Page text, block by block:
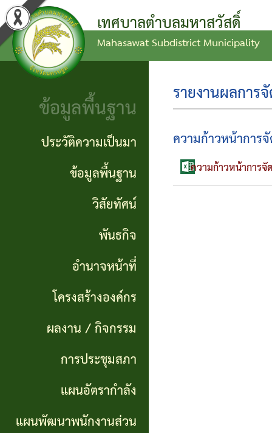
ข่าว
ประกาศ
ทั่วไป
ประกาศ
จัดซื้อ
จัดจ้าง
รายงาน
จัดซื้อ
จัดจ้าง
ข่าว
จัด
ซื้อ
ข้อ
งบ
ประมาณ
แผน
พัฒนา
แผนการ
ดำเนิน
งาน
แผนการ
จัดซื้อ
ประวัติ
เป็นมา
ข้อมูล
พื้น
ฐาน
กิจ
หน้าที่
โครงสร้าง
องค์กร
เทศบาลตำบลมหาสวัสดิ์
Mahasawat Subdistrict Municipality
ข้อมูลพื้นฐาน
ประวัติความเป็นมา
ข้อมูลพื้นฐาน
วิสัยทัศน์
พันธกิจ
อำนาจหน้าที่
โครงสร้างองค์กร
ผลงาน / กิจกรรม
การประชุมสภา
แผนอัตรากำลัง
แผนพัฒนาพนักงานส่วน
รายงานผลการ
ความก้าวหน้าการ
ความก้าวหน้าการ